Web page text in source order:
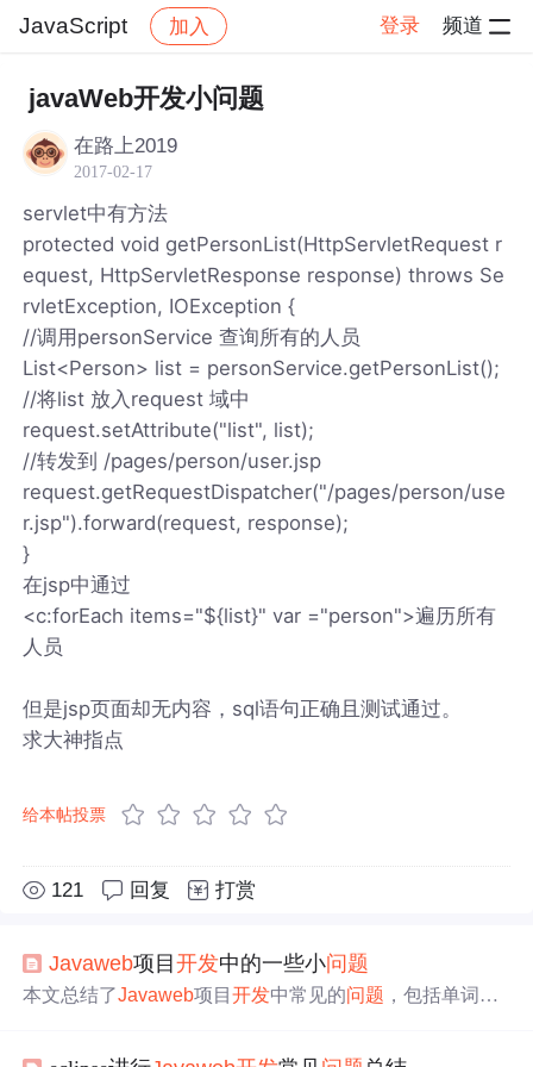
JavaScript 加入 登录 频道
社区 JavaScript 帖子详情
javaWeb开发小问题
在路上2019
2017-02-17
servlet中有方法
protected void getPersonList(HttpServletRequest r
equest, HttpServletResponse response) throws Se
rvletException, IOException {
//调用personService 查询所有的人员
List<Person> list = personService.getPersonList();
//将list 放入request 域中
request.setAttribute("list", list);
//转发到 /pages/person/user.jsp
request.getRequestDispatcher("/pages/person/use
r.jsp").forward(request, response);
}
在jsp中通过
<c:forEach items="${list}" var ="person">遍历所有
人员
但是jsp页面却无内容，sql语句正确且测试通过。
求大神指点
给本帖投票
121 回复 打赏
Javaweb项目开发中的一些小问题
本文总结了Javaweb项目开发中常见的问题 ，包括单词拼